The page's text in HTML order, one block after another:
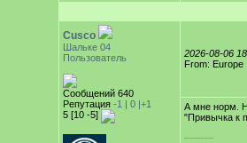
Cusco
Шальке 04
Пользователь
Сообщений 640
Репутация -1 | 0 |+1
5 [10 -5]
2026-08-06
From: Europe
А мне норм.
"Привычка к
-----------